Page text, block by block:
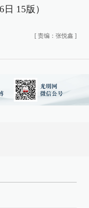
15版）
[ 责编：张悦鑫 ]